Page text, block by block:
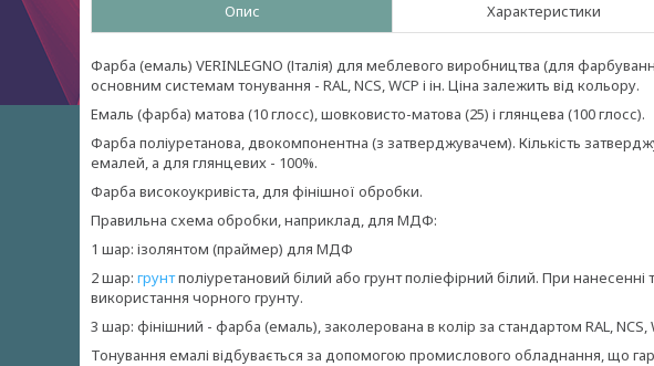
Опис Характеристики
Фарба (емаль) VERINLEGNO (Італія) для меблевого виробництва (для
основним системам тонування - RAL, NCS, WCP і ін. Ціна залежить від кольору.
Емаль (фарба) матова (10 глосс), шовковисто-матова (25) і глянцева (100 глосс).
Фарба поліуретанова, двокомпонентна (з затверджувачем). Кількість
емалей, а для глянцевих - 100%.
Фарба високоукривіста, для фінішної обробки.
Правильна схема обробки, наприклад, для МДФ:
1 шар: ізолянтом (праймер) для МДФ
2 шар: грунтполіуретановий білий або грунт поліефірний білий. При
використання чорного грунту.
3 шар: фінішний - фарба (емаль), заколерована в колір за стандартом RAL, NCS,
Тонування емалі відбувається за допомогою промислового обладнання, що